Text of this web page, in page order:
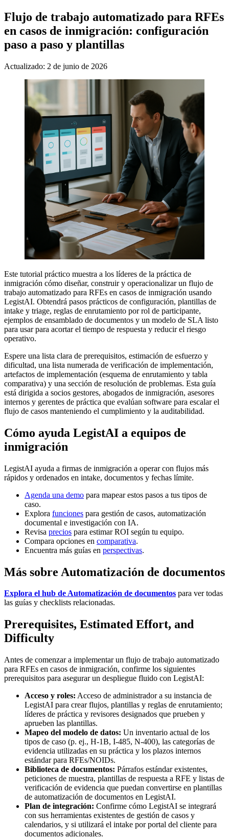
Flujo de trabajo automatizado para RFEs
en casos de inmigración: configuración
paso a paso y plantillas
Actualizado: 2 de junio de 2026
Este tutorial práctico muestra a los líderes de la práctica de
inmigración cómo diseñar, construir y operacionalizar un flujo de
trabajo automatizado para RFEs en casos de inmigración usando
LegistAI. Obtendrá pasos prácticos de configuración, plantillas de
intake y triage, reglas de enrutamiento por rol de participante,
ejemplos de ensamblado de documentos y un modelo de SLA listo
para usar para acortar el tiempo de respuesta y reducir el riesgo
operativo.
Espere una lista clara de prerequisitos, estimación de esfuerzo y
dificultad, una lista numerada de verificación de implementación,
artefactos de implementación (esquema de enrutamiento y tabla
comparativa) y una sección de resolución de problemas. Esta guía
está dirigida a socios gestores, abogados de inmigración, asesores
internos y gerentes de práctica que evalúan software para escalar el
flujo de casos manteniendo el cumplimiento y la auditabilidad.
Cómo ayuda LegistAI a equipos de
inmigración
LegistAI ayuda a firmas de inmigración a operar con flujos más
rápidos y ordenados en intake, documentos y fechas límite.
Agenda una demo para mapear estos pasos a tus tipos de
caso.
Explora funciones para gestión de casos, automatización
documental e investigación con IA.
Revisa precios para estimar ROI según tu equipo.
Compara opciones en comparativa.
Encuentra más guías en perspectivas.
Más sobre Automatización de documentos
Explora el hub de Automatización de documentos para ver todas
las guías y checklists relacionadas.
Prerequisites, Estimated Effort, and
Difficulty
Antes de comenzar a implementar un flujo de trabajo automatizado
para RFEs en casos de inmigración, confirme los siguientes
prerequisitos para asegurar un despliegue fluido con LegistAI:
Acceso y roles: Acceso de administrador a su instancia de
LegistAI para crear flujos, plantillas y reglas de enrutamiento;
líderes de práctica y revisores designados que prueben y
aprueben las plantillas.
Mapeo del modelo de datos: Un inventario actual de los
tipos de caso (p. ej., H-1B, I-485, N-400), las categorías de
evidencia utilizadas en su práctica y los plazos internos
estándar para RFEs/NOIDs.
Biblioteca de documentos: Párrafos estándar existentes,
peticiones de muestra, plantillas de respuesta a RFE y listas de
verificación de evidencia que puedan convertirse en plantillas
de automatización de documentos en LegistAI.
Plan de integración: Confirme cómo LegistAI se integrará
con sus herramientas existentes de gestión de casos y
calendarios, y si utilizará el intake por portal del cliente para
documentos adicionales.